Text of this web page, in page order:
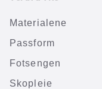
Materialene
Passform
Fotsengen
Skopleie